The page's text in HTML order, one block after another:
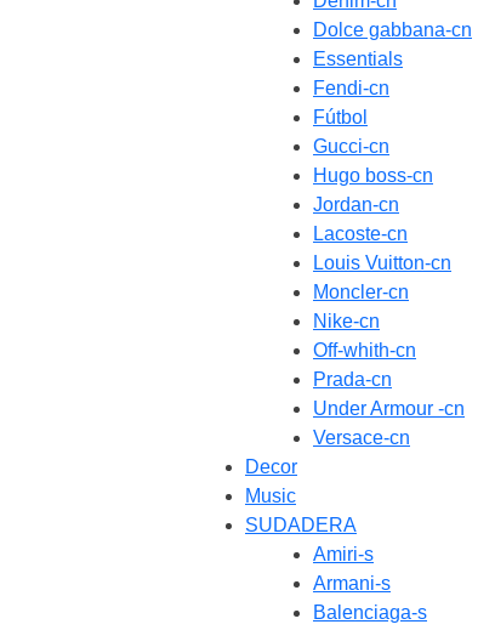
Dolce gabbana-cn
Essentials
Fendi-cn
Fútbol
Gucci-cn
Hugo boss-cn
Jordan-cn
Lacoste-cn
Louis Vuitton-cn
Moncler-cn
Nike-cn
Off-whith-cn
Prada-cn
Under Armour -cn
Versace-cn
Decor
Music
SUDADERA
Amiri-s
Armani-s
Balenciaga-s